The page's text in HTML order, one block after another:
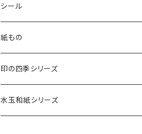
木印
文字印
デリカータ
バーサカラー
シール
四季シール
紙もの
カード・はがき
カード
レターセット・便箋
印の四季シリーズ
四季の印
水玉和紙シリーズ